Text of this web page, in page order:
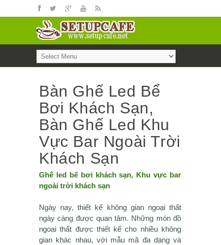
Bàn Ghế Led Bể
Bơi Khách Sạn,
Bàn Ghế Led Khu
Vực Bar Ngoài Trời
Khách Sạn
Ghế led bể bơi khách sạn, Khu vực bar
ngoài trời khách sạn
Ngày nay, thiết kế không gian ngoại thất
ngày càng được quan tâm. Những món đồ
ngoại thất được thiết kế cho nhiều không
gian khác nhau, với mẫu mã đa dạng và